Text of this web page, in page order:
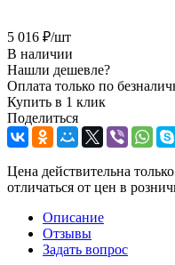
5 016 ₽/шт
В наличии
Нашли дешевле?
Оплата только по
Купить в 1 клик
Поделиться
Цена действительна
отличаться от цен в
Описание
Отзывы
Задать вопрос